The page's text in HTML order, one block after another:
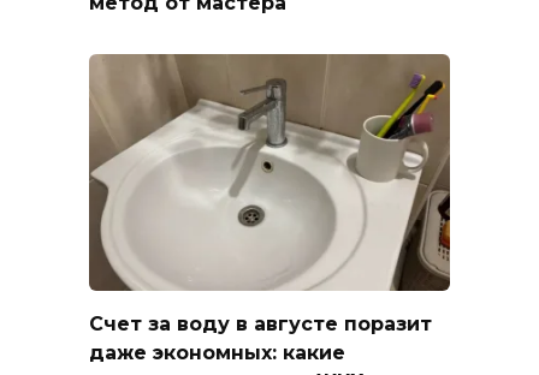
Счет за воду в августе поразит
даже экономных: какие